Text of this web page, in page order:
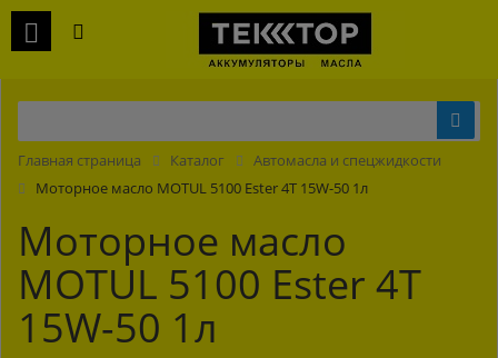
Главная страница Каталог
Автомасла и спецжидкости
Моторное масло MOTUL 5100 Ester 4T 15W-50 1л
Моторное масло
MOTUL 5100 Ester 4T
15W-50 1л